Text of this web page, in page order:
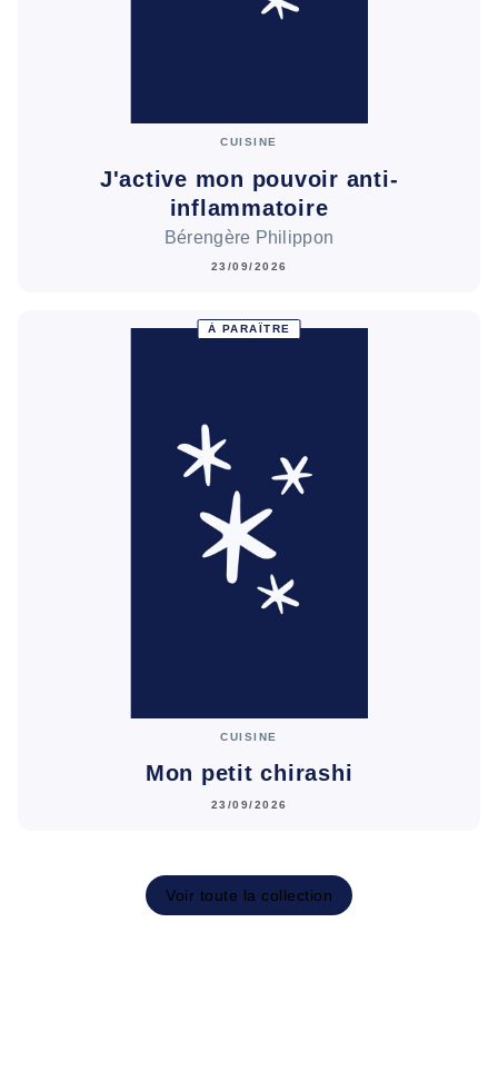
CUISINE
J'active mon pouvoir anti-
inflammatoire
Bérengère Philippon
23/09/2026
À PARAÎTRE
CUISINE
Mon petit chirashi
23/09/2026
Voir toute la collection